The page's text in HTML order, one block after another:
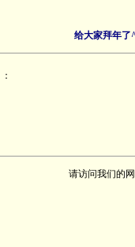
给大家拜年了
：
请访问我们的